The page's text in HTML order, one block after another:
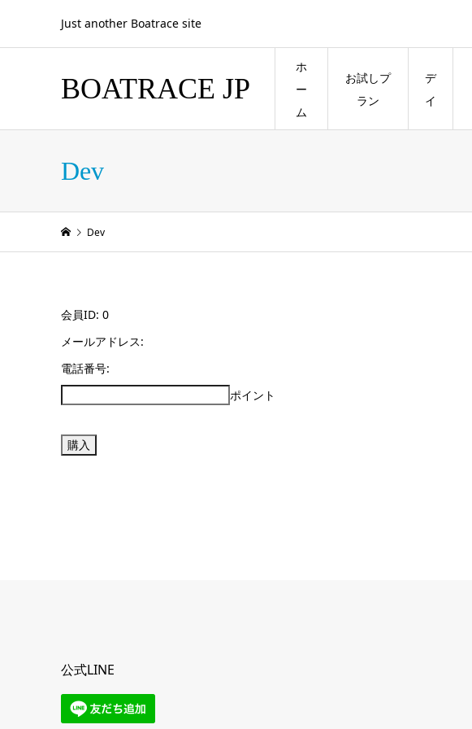
Just another Boatrace site
BOATRACE JP
ホ
ー
ム
お試しプ
ラン
デ
イ
Dev
Dev
会員ID: 0
メールアドレス:
電話番号:
ポイント
公式LINE